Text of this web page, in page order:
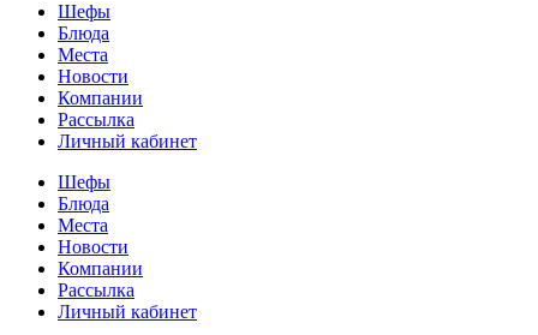
Шефы
Блюда
Места
Новости
Компании
Рассылка
Личный кабинет
Шефы
Блюда
Места
Новости
Компании
Рассылка
Личный кабинет